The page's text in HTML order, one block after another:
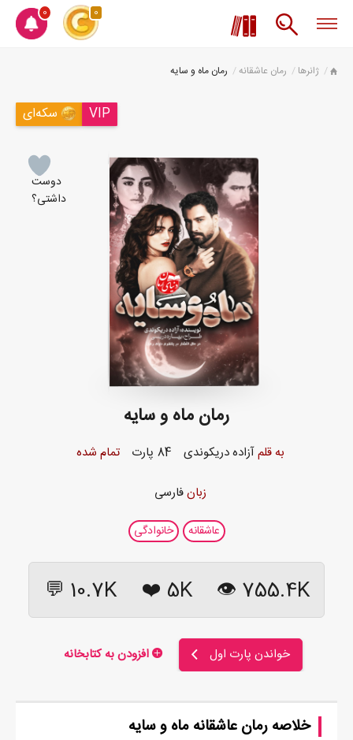
0 0
ژانرها رمان عاشقانه رمان ماه و سایه
سکه‌ای VIP
دوست
داشتی؟
رمان ماه و سایه
به قلمآزاده دریکوندی 84 پارت تمام شده
زبانفارسی
عاشقانه خانوادگی
755.4K 👁
5K
❤️
10.7K 💬
خواندن پارت اول افزودن به کتابخانه
خلاصه رمان عاشقانه ماه و سایه